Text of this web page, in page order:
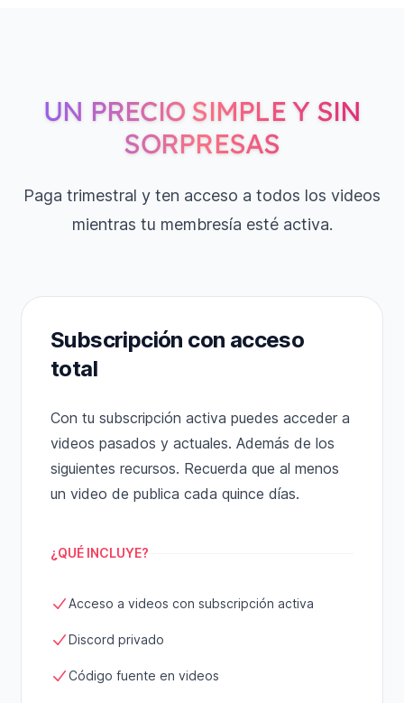
UN PRECIO SIMPLE Y SIN
SORPRESAS
Paga trimestral y ten acceso a todos los videos
mientras tu membresía esté activa.
Subscripción con acceso
total
Con tu subscripción activa puedes acceder a
videos pasados y actuales. Además de los
siguientes recursos. Recuerda que al menos
un video de publica cada quince días.
¿QUÉ INCLUYE?
Acceso a videos con subscripción activa
Discord privado
Código fuente en videos